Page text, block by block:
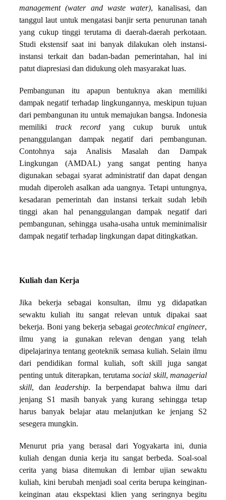
management (water and waste water), kanalisasi, dan
tanggul laut untuk mengatasi banjir serta penurunan tanah
yang cukup tinggi terutama di daerah-daerah perkotaan.
Studi ekstensif saat ini banyak dilakukan oleh instansi-
instansi terkait dan badan-badan pemerintahan, hal ini
patut diapresiasi dan didukung oleh masyarakat luas.
Pembangunan itu apapun bentuknya akan memiliki
dampak negatif terhadap lingkungannya, meskipun tujuan
dari pembangunan itu untuk memajukan bangsa. Indonesia
memiliki track record yang cukup buruk untuk
penanggulangan dampak negatif dari pembangunan.
Contohnya saja Analisis Masalah dan Dampak
Lingkungan (AMDAL) yang sangat penting hanya
digunakan sebagai syarat administratif dan dapat dengan
mudah diperoleh asalkan ada uangnya. Tetapi untungnya,
kesadaran pemerintah dan instansi terkait sudah lebih
tinggi akan hal penanggulangan dampak negatif dari
pembangunan, sehingga usaha-usaha untuk meminimalisir
dampak negatif terhadap lingkungan dapat ditingkatkan.
Kuliah dan Kerja
Jika bekerja sebagai konsultan, ilmu yg didapatkan
sewaktu kuliah itu sangat relevan untuk dipakai saat
bekerja. Boni yang bekerja sebagaigeotechnical engineer,
ilmu yang ia gunakan relevan dengan yang telah
dipelajarinya tentang geoteknik semasa kuliah. Selain ilmu
dari pendidikan formal kuliah, soft skill juga sangat
penting untuk diterapkan, terutamasocial skill,managerial
skill, dan leadership. Ia berpendapat bahwa ilmu dari
jenjang S1 masih banyak yang kurang sehingga tetap
harus banyak belajar atau melanjutkan ke jenjang S2
sesegera mungkin.
Menurut pria yang berasal dari Yogyakarta ini, dunia
kuliah dengan dunia kerja itu sangat berbeda. Soal-soal
cerita yang biasa ditemukan di lembar ujian sewaktu
kuliah, kini berubah menjadi soal cerita berupa keinginan-
keinginan atau ekspektasi klien yang seringnya begitu